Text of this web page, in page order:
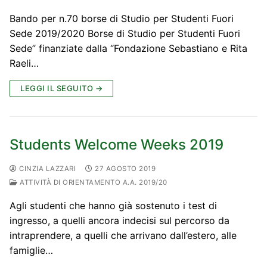
Bando per n.70 borse di Studio per Studenti Fuori
Sede 2019/2020 Borse di Studio per Studenti Fuori
Sede” finanziate dalla “Fondazione Sebastiano e Rita
Raeli…
LEGGI IL SEGUITO →
Students Welcome Weeks 2019
CINZIA LAZZARI
27 AGOSTO 2019
ATTIVITÀ DI ORIENTAMENTO A.A. 2019/20
Agli studenti che hanno già sostenuto i test di
ingresso, a quelli ancora indecisi sul percorso da
intraprendere, a quelli che arrivano dall’estero, alle
famiglie…